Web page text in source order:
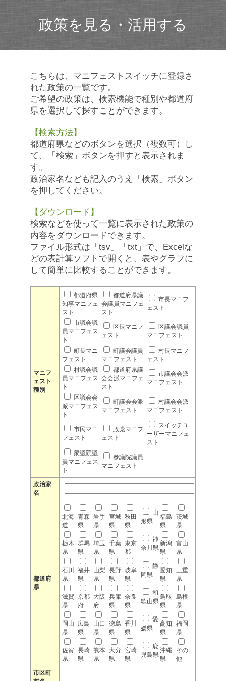
政策を見る・活用する
こちらは、マニフェストスイッチに登録さ
れた政策の一覧です。
ご希望の政策は、検索機能で種別や都道府
県を選択して探すことができます。
【検索方法】
都道府県などのボタンを選択（複数可）し
て、「検索」ボタンを押すと表示されま
す。
政治家名なども記入のうえ「検索」ボタン
を押してください。
【ダウンロード】
検索などを使って一覧に表示された政策の
内容をダウンロードできます。
ファイル形式は「tsv」「txt」で、Excelな
どの表計算ソフトで開くと、表やグラフに
して簡単に比較することができます。
マニフ
ェスト
種別
都道府県
知事マニフェ
スト
都道府県議
会議員マニフェ
スト
市長マニフ
ェスト
市議会議
員マニフェス
ト
区長マニフ
ェスト
区議会議員
マニフェスト
町長マニ
フェスト
町議会議員
マニフェスト
村長マニフ
ェスト
村議会議
員マニフェス
ト
都道府県議
会会派マニフェ
スト
市議会会派
マニフェスト
区議会会
派マニフェス
ト
町議会会派
マニフェスト
村議会会派
マニフェスト
市民マニ
フェスト
政党マニフ
ェスト
スイッチユ
ーザーマニフェ
スト
衆議院議
員マニフェス
ト
参議院議員
マニフェスト
政治家
名
都道府
県
北海
道
青森
県
岩手
県
宮城
県
秋田
県
山
形県
福島
県
茨城
県
栃木
県
群馬
県
埼玉
県
千葉
県
東京
都
神
奈川県
新潟
県
富山
県
石川
県
福井
県
山梨
県
長野
県
岐阜
県
静
岡県
愛知
県
三重
県
滋賀
県
京都
府
大阪
府
兵庫
県
奈良
県
和
歌山県
鳥取
県
島根
県
岡山
県
広島
県
山口
県
徳島
県
香川
県
愛
媛県
高知
県
福岡
県
佐賀
県
長崎
県
熊本
県
大分
県
宮崎
県
鹿
児島県
沖縄
県
その
他
市区町